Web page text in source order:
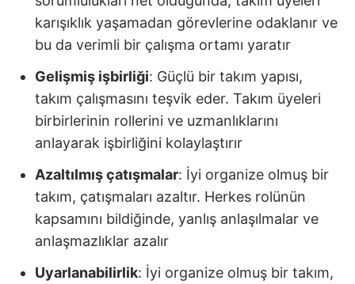
karışıklık yaşamadan görevlerine odaklanır ve
bu da verimli bir çalışma ortamı yaratır
Gelişmiş işbirliği: Güçlü bir takım yapısı,
takım çalışmasını teşvik eder. Takım üyeleri
birbirlerinin rollerini ve uzmanlıklarını
anlayarak işbirliğini kolaylaştırır
Azaltılmış çatışmalar: İyi organize olmuş bir
takım, çatışmaları azaltır. Herkes rolünün
kapsamını bildiğinde, yanlış anlaşılmalar ve
anlaşmazlıklar azalır
Uyarlanabilirlik: İyi organize olmuş bir takım,